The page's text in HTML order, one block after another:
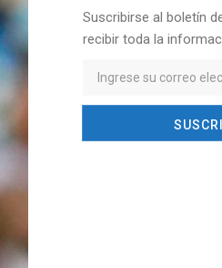
Suscribirse al boletín
recibir toda la